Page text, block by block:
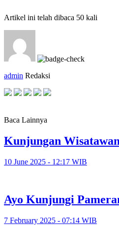
Artikel ini telah dibaca 50 kali
admin Redaksi
Baca Lainnya
Kunjungan
10 June 2025 - 12:17 WIB
Ayo Kunjungi
7 February 2025 - 07:14 WIB